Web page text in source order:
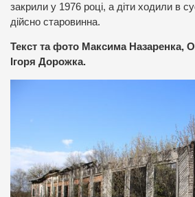
закрили у 1976 році, а діти ходили в
дійсно старовинна.
Текст та фото Максима Назаренка,
Ігоря Дорожка.